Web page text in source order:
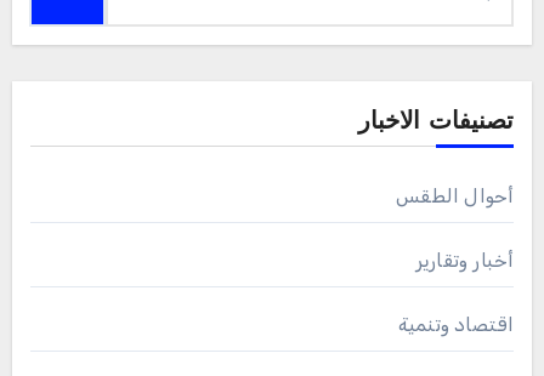
عن:
تصنيفات الاخبار
أحوال الطقس
أخبار وتقارير
اقتصاد وتنمية